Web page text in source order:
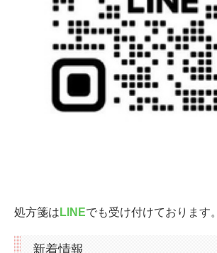
処方箋は LINEでも受け付けております。
新着情報